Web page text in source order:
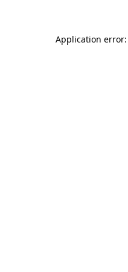
Application